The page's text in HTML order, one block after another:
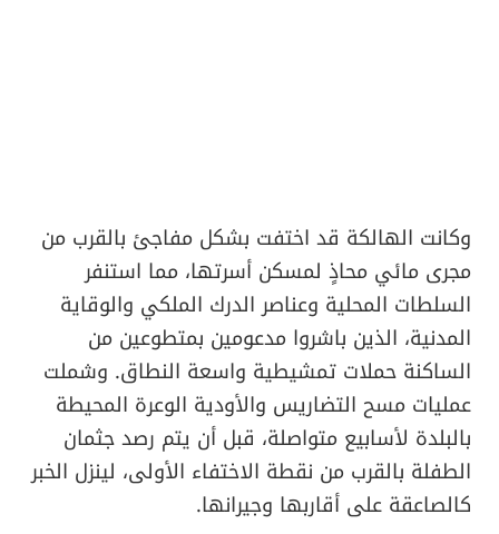
​وكانت الهالكة قد اختفت بشكل مفاجئ بالقرب من
مجرى مائي محاذٍ لمسكن أسرتها، مما استنفر
السلطات المحلية وعناصر الدرك الملكي والوقاية
المدنية، الذين باشروا مدعومين بمتطوعين من
الساكنة حملات تمشيطية واسعة النطاق. وشملت
عمليات مسح التضاريس والأودية الوعرة المحيطة
بالبلدة لأسابيع متواصلة، قبل أن يتم رصد جثمان
الطفلة بالقرب من نقطة الاختفاء الأولى، لينزل الخبر
كالصاعقة على أقاربها وجيرانها.